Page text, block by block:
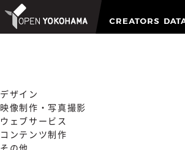
デザイン
映像制作・写真撮影
ウェブサービス
コンテンツ制作
その他